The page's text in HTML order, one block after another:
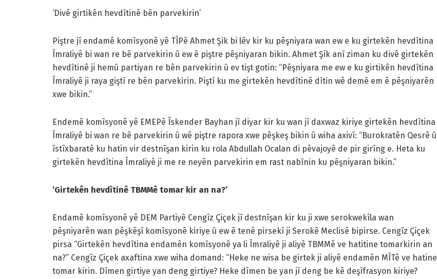
‘Divê girtikên hevdîtinê bên parvekirin’
Piştre jî endamê komîsyonê yê TÎPê Ahmet Şik bi lêv kir ku pêşniyara wan ew e ku girtekên hevdîtina
Îmraliyê bi wan re bê parvekirin û ew ê piştre pêşniyaran bikin. Ahmet Şik anî ziman ku divê girtekên
hevdîtinê ji hemû partiyan re bên parvekirin û ev tişt gotin: “Pêşniyara me ew e ku girtikên hevdîtina
Îmraliyê ji raya giştî re bên parvekirin. Piştî ku me girtekên hevdîtinê dîtin wê demê em ê pêşniyarên
xwe bikin.”
Endemê komîsyonê yê EMEPê Îskender Bayhan jî diyar kir ku wan jî daxwaz kiriye girtekên hevdîtina
Îmraliyê bi wan re bê parvekirin û wê piştre rapora xwe pêşkeş bikin û wiha axivî: “Burokratên Qesrê û
îstîxbaratê ku hatin vir destnîşan kirin ku rola Abdullah Ocalan di pêvajoyê de pir girîng e. Heta ku
girtekên hevdîtina Îmraliyê ji me re neyên parvekirin em rast nabînin ku pêşniyaran bikin.”
‘Girtekên hevdîtinê TBMMê tomar kir an na?’
Endamê komîsyonê yê DEM Partiyê Cengîz Çiçek jî destnîşan kir ku ji xwe serokwekîla wan
pêşniyarên wan pêşkêşî komîsyonê kiriye û ew ê tenê pirsekî ji Serokê Meclisê bipirse. Cengîz Çiçek
pirsa “Girtekên hevdîtina endamên komîsyonê ya li Îmraliyê ji aliyê TBMMê ve hatitine tomarkirin an
na?” Cengîz Çiçek axaftina xwe wiha domand: “Heke ne wisa be girtek ji aliyê endamên MÎTê ve hatine
tomar kirin. Dîmen girtiye yan deng girtiye? Heke dîmen be yan jî deng be kê deşîfrasyon kiriye?